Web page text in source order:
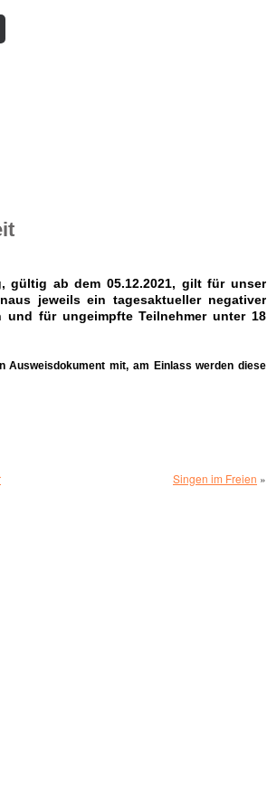
gültig ab dem 05.12.2021, gilt für unser
jeweils ein tagesaktueller negativer
und für ungeimpfte Teilnehmer unter 18
Ausweisdokument mit, am Einlass werden diese
Singen im Freien »